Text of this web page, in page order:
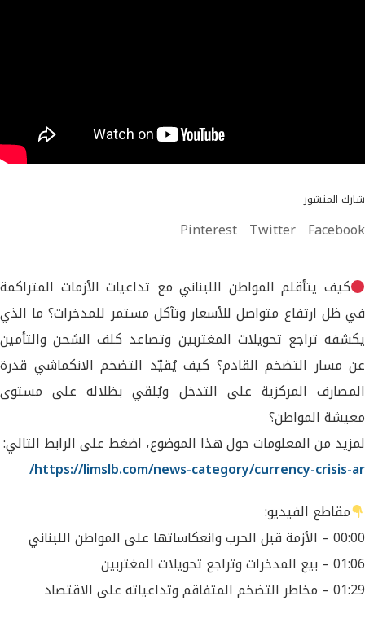
شارك المنشور
Facebook
Twitter
Pinterest
كيف يتأقلم المواطن اللبناني مع تداعيات الأزمات المتراكمة
في ظل ارتفاع متواصل للأسعار وتآكل مستمر للمدخرات؟ ما الذي
يكشفه تراجع تحويلات المغتربين وتصاعد كلف الشحن والتأمين
عن مسار التضخم القادم؟ كيف يُقيّد التضخم الانكماشي قدرة
المصارف المركزية على التدخل ويُلقي بظلاله على مستوى
معيشة المواطن؟
لمزيد من المعلومات حول هذا الموضوع، اضغط على الرابط التالي:
https://limslb.com/news-category/currency-crisis-ar/
مقاطع الفيديو:
00:00 – الأزمة قبل الحرب وانعكاساتها على المواطن اللبناني
01:06 – بيع المدخرات وتراجع تحويلات المغتربين
01:29 – مخاطر التضخم المتفاقم وتداعياته على الاقتصاد